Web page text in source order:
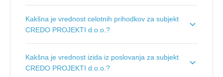
jeGradnja cest in avtocest.
Kakšna je vrednost celotnih prihodkov za subjekt
CREDO PROJEKTI d.o.o.?
PROJEKTI d.o.o. je92.661 €.
Kakšna je vrednost izida iz poslovanja za subjekt
CREDO PROJEKTI d.o.o.?